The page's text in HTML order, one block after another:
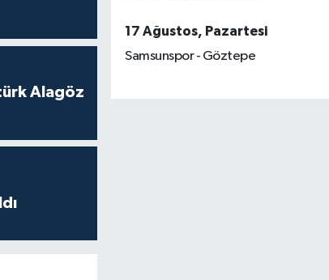
Alagöz
17 Ağustos, Pazartesi
Samsunspor - Göztepe